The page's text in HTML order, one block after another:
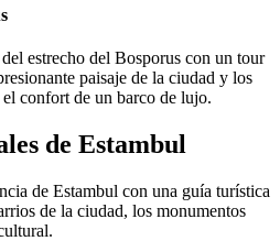
estrecho del Bosporus con un tour
paisaje de la ciudad y los
confort de un barco de lujo.
de Estambul
de Estambul con una guía turística
de la ciudad, los monumentos